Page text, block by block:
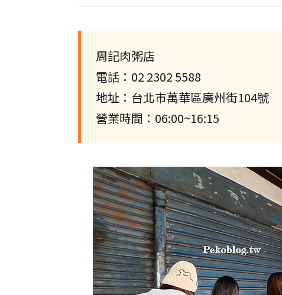
周記肉粥店
電話：02 2302 5588
地址：台北市萬華區廣州街104號
營業時間：06:00~16:15